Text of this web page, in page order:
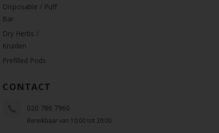
Disposable / Puff
Bar
Dry Herbs /
Kruiden
Prefilled Pods
CONTACT
020 786 7960
Bereikbaar van 10:00 tot 20:00